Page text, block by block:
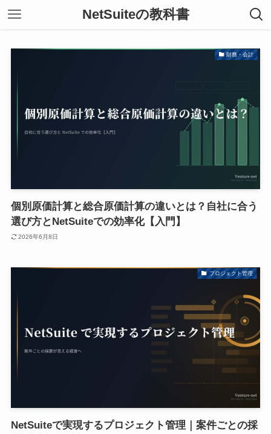
NetSuiteの教科書
財務・会計
個別原価計算と総合原価計算の違いとは？自社に合う
選び方とNetSuiteでの効率化【入門】
2026年6月8日
プロジェクト管理
NetSuiteで実現するプロジェクト管理｜案件ごとの採